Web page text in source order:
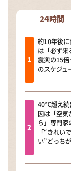
24時間
約10年後
は「必ず来
震災の15
のスケジュ
40℃超え続
因は「空気
ら」専門家
「“きれい
い”どっち